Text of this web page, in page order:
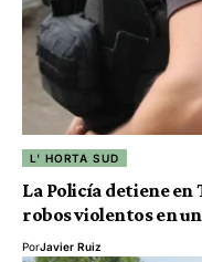
L' HORTA SUD
La Policía detiene
robos violentos en
PorJavier Ruiz